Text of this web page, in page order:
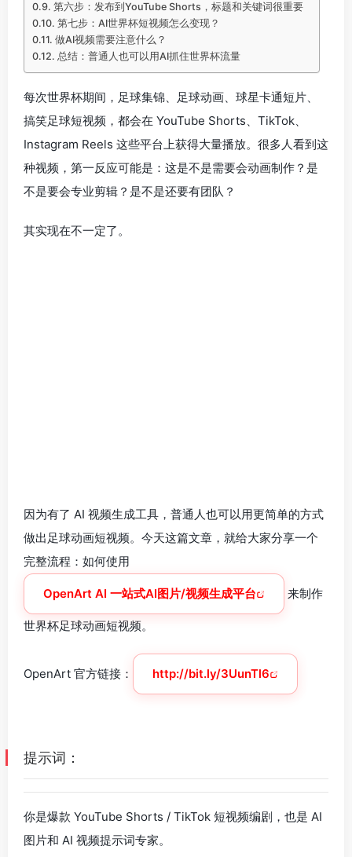
第六步：发布到YouTube Shorts，标题和关键词很重要
第七步：AI世界杯短视频怎么变现？
做AI视频需要注意什么？
总结：普通人也可以用AI抓住世界杯流量
每次世界杯期间，足球集锦、足球动画、球星卡通短片、
搞笑足球短视频，都会在 YouTube Shorts、TikTok、
Instagram Reels 这些平台上获得大量播放。很多人看到这
种视频，第一反应可能是：这是不是需要会动画制作？是
不是要会专业剪辑？是不是还要有团队？
其实现在不一定了。
因为有了 AI 视频生成工具，普通人也可以用更简单的方式
做出足球动画短视频。今天这篇文章，就给大家分享一个
完整流程：如何使用
OpenArt AI 一站式AI图片/视频生成平台 来制作
世界杯足球动画短视频。
OpenArt 官方链接： http://bit.ly/3UunTl6
提示词：
你是爆款 YouTube Shorts / TikTok 短视频编剧，也是 AI
图片和 AI 视频提示词专家。